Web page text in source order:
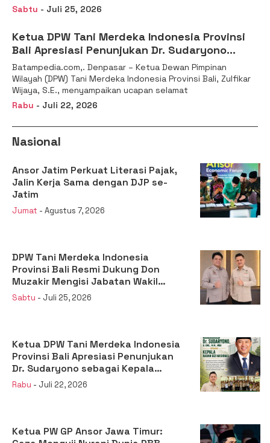
Sabtu - Juli 25, 2026
Ketua DPW Tani Merdeka Indonesia Provinsi
Bali Apresiasi Penunjukan Dr. Sudaryono
sebagai Kepala Badan Gizi Nasional
Batampedia.com,. Denpasar – Ketua Dewan Pimpinan
Wilayah (DPW) Tani Merdeka Indonesia Provinsi Bali, Zulfikar
Wijaya, S.E., menyampaikan ucapan selamat
Rabu - Juli 22, 2026
Nasional
Ansor Jatim Perkuat Literasi Pajak,
Jalin Kerja Sama dengan DJP se-
Jatim
Jumat - Agustus 7, 2026
DPW Tani Merdeka Indonesia
Provinsi Bali Resmi Dukung Don
Muzakir Mengisi Jabatan Wakil
Menteri Pertanian RI
Sabtu - Juli 25, 2026
Ketua DPW Tani Merdeka Indonesia
Provinsi Bali Apresiasi Penunjukan
Dr. Sudaryono sebagai Kepala
Badan Gizi Nasional
Rabu - Juli 22, 2026
Ketua PW GP Ansor Jawa Timur: